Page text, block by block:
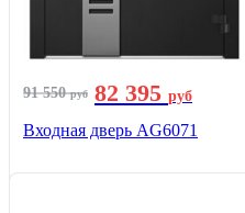
91 550руб 82 395 руб
Входная дверь AG6071